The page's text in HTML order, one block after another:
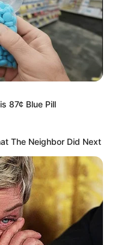
87¢ Blue Pill
The Neighbor Did Next